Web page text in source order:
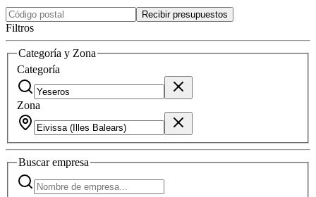
Recibir presupuestos
Filtros
Categoría y Zona
Categoría
Zona
Buscarempresa